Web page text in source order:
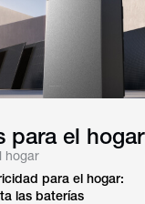
para el hogar
hogar
para el hogar:
las baterías